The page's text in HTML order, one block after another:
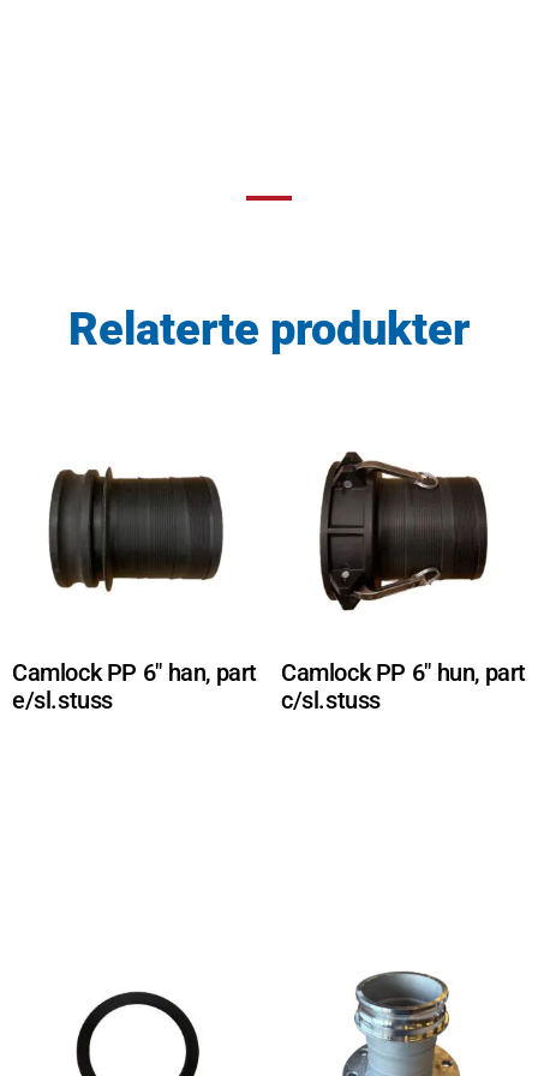
Relaterte produkter
Camlock PP 6″ han, part
e/sl.stuss
Camlock PP 6″ hun, part
c/sl.stuss